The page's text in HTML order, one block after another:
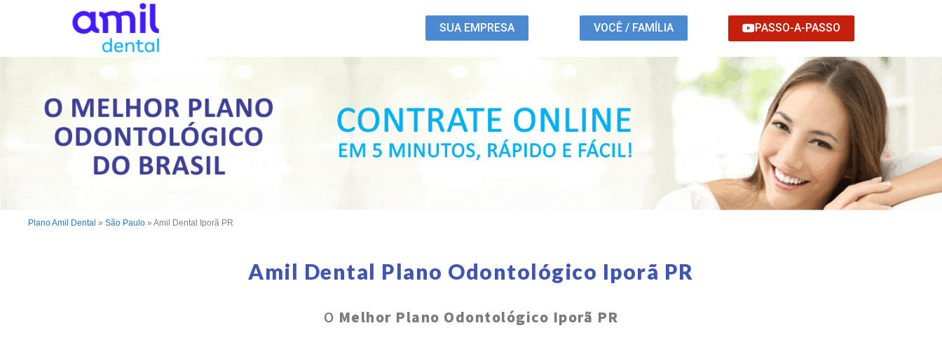
SUA EMPRESA VOCÊ / FAMÍLIA PASSO-A-PASSO
Plano Amil Dental » São Paulo » Amil Dental Iporã PR
Amil Dental Plano Odontológico Iporã PR
O Melhor Plano Odontológico Iporã PR